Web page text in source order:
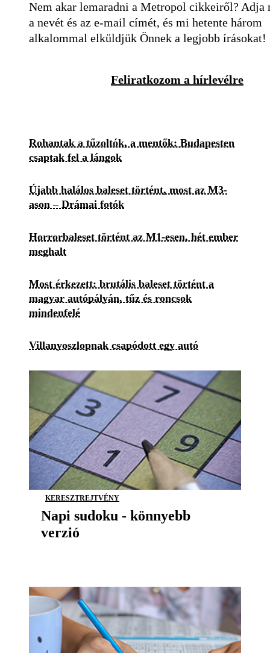
Nem akar lemaradni a Metropol cikkeiről? Adja
a nevét és az e-mail címét, és mi hetente három
alkalommal elküldjük Önnek a legjobb írásokat!
Feliratkozom a hírlevélre
Rohantak a tűzoltók, a mentők: Budapesten
csaptak fel a lángok
Újabb halálos baleset történt, most az M3-
ason – Drámai fotók
Horrorbaleset történt az M1-esen, hét ember
meghalt
Most érkezett: brutális baleset történt a
magyar autópályán, tűz és roncsok
mindenfelé
Villanyoszlopnak csapódott egy autó
KERESZTREJTVÉNY
Napi sudoku - könnyebb
verzió